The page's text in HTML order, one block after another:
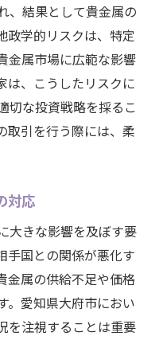
、結果として貴金属の
政学的リスクは、特定
金属市場に広範な影響
は、こうしたリスクに
切な投資戦略を採るこ
取引を行う際には、柔
対応
大きな影響を及ぼす要
手国との関係が悪化す
金属の供給不足や価格
。愛知県大府市におい
を注視することは重要